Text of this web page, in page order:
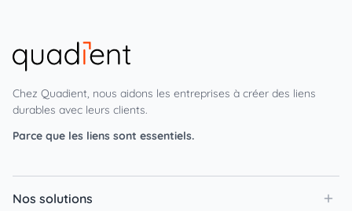
Chez Quadient, nous aidons les entreprises à créer des liens
durables avec leurs clients.
Parce que les liens sont essentiels.
Nos solutions